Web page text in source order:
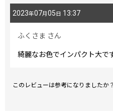
2023年07月05日 13:37
ふくさま さん
綺麗なお色でインパクト大で
このレビューは参考になりましたか？